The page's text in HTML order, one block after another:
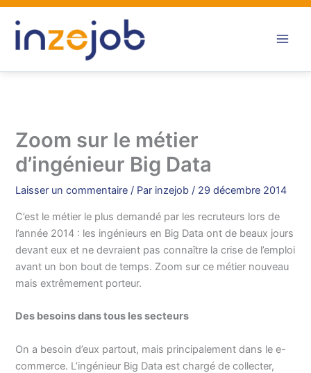
Aller
contenu
Zoom sur le métier
d’ingénieur Big Data
Laisser un commentaire / Par inzejob/ 29 décembre 2014
C’est le métier le plus demandé par les recruteurs lors de
l’année 2014 : les ingénieurs en Big Data ont de beaux jours
devant eux et ne devraient pas connaître la crise de l’emploi
avant un bon bout de temps. Zoom sur ce métier nouveau
mais extrêmement porteur.
Des besoins dans tous les secteurs
On a besoin d’eux partout, mais principalement dans le e-
commerce. L’ingénieur Big Data est chargé de collecter,